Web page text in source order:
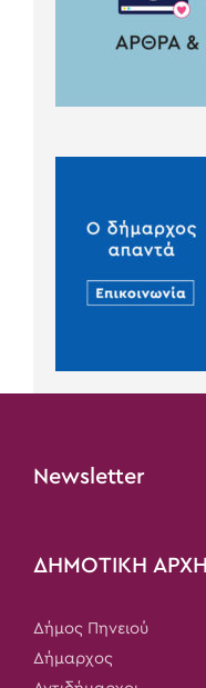
Newsletter
ΔΗΜΟΤΙΚΗ ΑΡΧΗ
Δήμος Πηνειού
Δήμαρχος